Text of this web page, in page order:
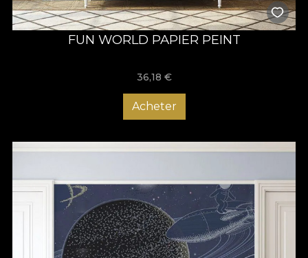
FUN WORLD PAPIER PEINT
36,18 €
Acheter